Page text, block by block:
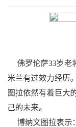
佛罗伦萨33岁老
米兰有过效力经历
图拉依然有着巨大
己的未来。
博纳文图拉表示